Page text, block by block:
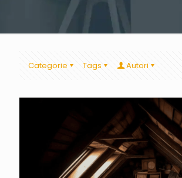
Categorie Tags Autori